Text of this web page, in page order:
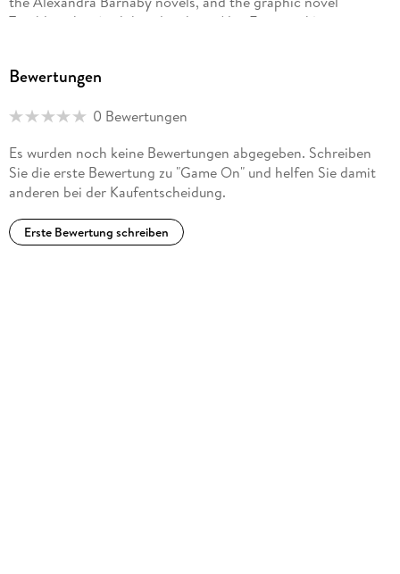
Troublemaker (with her daughter, Alex Evanovich).
Bewertungen
0 Bewertungen
Es wurden noch keine Bewertungen abgegeben. Schreiben
Sie die erste Bewertung zu "Game On" und helfen Sie damit
anderen bei der Kaufentscheidung.
Erste Bewertung schreiben